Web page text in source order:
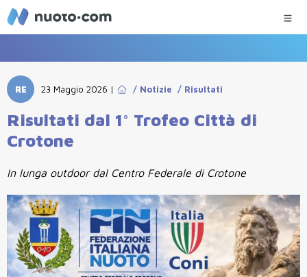
RE 23 Maggio 2026 | / Notizie / Risultati
Risultati dal 1° Trofeo Città di
Crotone
In lunga outdoor dal Centro Federale di Crotone